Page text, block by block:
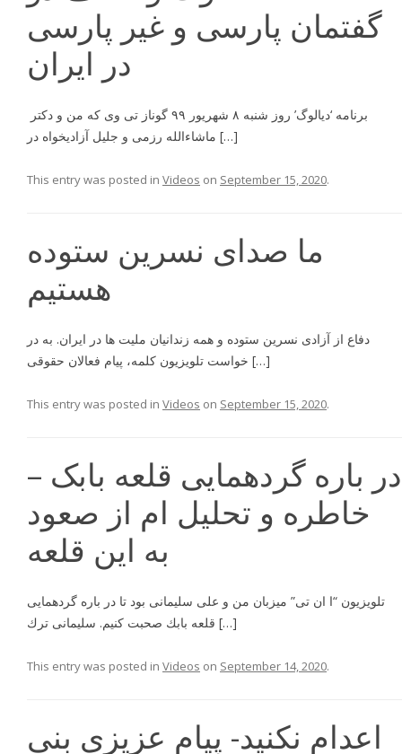
گفتمان پارسى و غير پارسى
در ايران
ماشاءالله رزمى و جليل آزاديخواه در […]
This entry was posted in Videos on September 15, 2020.
ما صدای نسرین ستوده
هستیم
دفاع از آزادى نسرين ستوده و همه زندانيان مليت ها در ايران. به در
خواست تلويزيون كلمه، پيام فعالان حقوقى […]
This entry was posted in Videos on September 15, 2020.
در باره گردهمایی قلعه بابک –
خاطره و تحلیل ام از صعود
به این قلعه
تلويزيون “ا ان تى” ميزبان من و على سليمانى بود تا در باره گردهمايى
قلعه بابك صحبت كنيم. سليمانى ترك […]
This entry was posted in Videos on September 14, 2020.
اعدام نكنيد- پیام عزیزی بنی